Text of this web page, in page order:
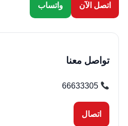
اتصل الآن واتساب
تواصل معنا
66633305
اتصال